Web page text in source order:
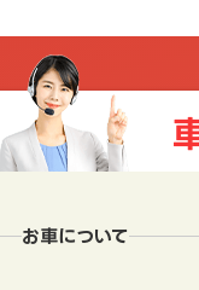
お車について